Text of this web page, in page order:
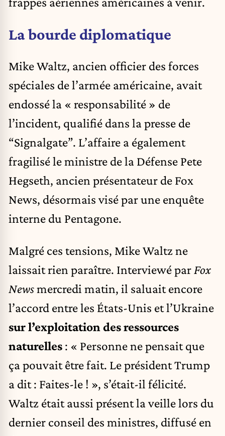
La bourde diplomatique
Mike Waltz, ancien officier des forces
spéciales de l’armée américaine, avait
endossé la « responsabilité » de
l’incident, qualifié dans la presse de
“Signalgate”. L’affaire a également
fragilisé le ministre de la Défense Pete
Hegseth, ancien présentateur de Fox
News, désormais visé par une enquête
interne du Pentagone.
Malgré ces tensions, Mike Waltz ne
laissait rien paraître. Interviewé par Fox
Newsmercredi matin, il saluait encore
l’accord entre les États-Unis et l’Ukraine
sur l’exploitation des ressources
naturelles : « Personne ne pensait que
ça pouvait être fait. Le président Trump
a dit : Faites-le ! », s’était-il félicité.
Waltz était aussi présent la veille lors du
dernier conseil des ministres, diffusé en